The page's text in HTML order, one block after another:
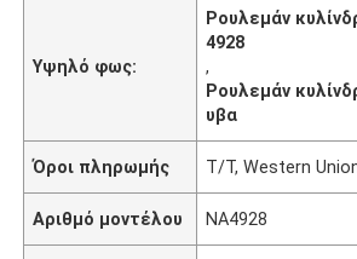
Υψηλό φως:
Ρουλεμάν
4928
,
Ρουλεμάν
υβα
Όροι πληρωμής T/T, Western
Αριθμό μοντέλου NA4928